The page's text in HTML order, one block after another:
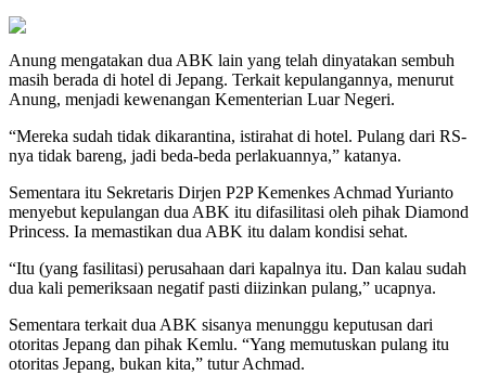
Anung mengatakan dua ABK lain yang telah dinyatakan sembuh
masih berada di hotel di Jepang. Terkait kepulangannya, menurut
Anung, menjadi kewenangan Kementerian Luar Negeri.
“Mereka sudah tidak dikarantina, istirahat di hotel. Pulang dari RS-
nya tidak bareng, jadi beda-beda perlakuannya,” katanya.
Sementara itu Sekretaris Dirjen P2P Kemenkes Achmad Yurianto
menyebut kepulangan dua ABK itu difasilitasi oleh pihak Diamond
Princess. Ia memastikan dua ABK itu dalam kondisi sehat.
“Itu (yang fasilitasi) perusahaan dari kapalnya itu. Dan kalau sudah
dua kali pemeriksaan negatif pasti diizinkan pulang,” ucapnya.
Sementara terkait dua ABK sisanya menunggu keputusan dari
otoritas Jepang dan pihak Kemlu. “Yang memutuskan pulang itu
otoritas Jepang, bukan kita,” tutur Achmad.